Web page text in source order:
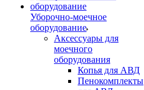
Уборочно-моечное
оборудование
Аксессуары для
моечного
оборудования
Копья для АВД
Пенокомплекты